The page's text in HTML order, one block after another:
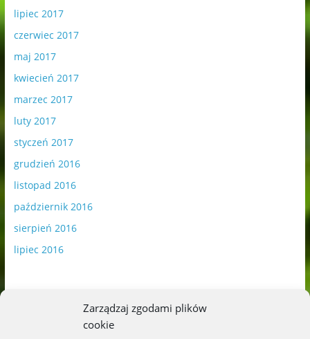
Zarządzaj zgodami plików
cookie
lipiec 2017
czerwiec 2017
maj 2017
kwiecień 2017
marzec 2017
luty 2017
styczeń 2017
grudzień 2016
listopad 2016
październik 2016
sierpień 2016
lipiec 2016